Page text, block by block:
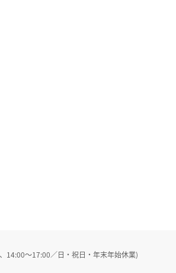
14:00～17:00／日・祝日・年末年始休業)